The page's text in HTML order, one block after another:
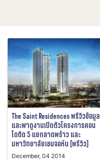
The Saint Residences พรีวิวข้อมูล
และพาดูงานเปิดตัวโครงการคอน
โดติด 5 แยกลาดพร้าว และ
มหาวิทยาลัยเซนจอห์น [พรีวิว]
December, 04 2014